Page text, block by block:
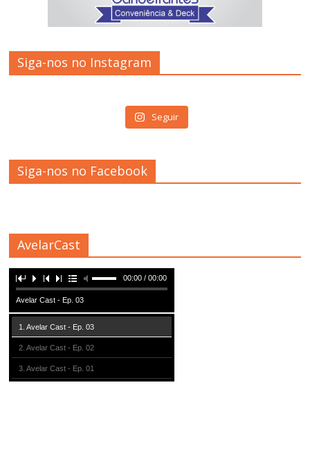
Siga-nos no Instagram
Seguir
Siga-nos no Facebook
AvelarCast
00:00 / 00:00
Avelar Cast - Ep. 03
1. Avelar Cast - Ep. 03
2. Avelar Cast - Ep. 02
3. Avelar Cast - Ep. 01